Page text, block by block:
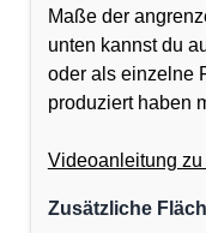
Maße der
unten kannst du
oder als einzelne
produziert haben
Videoanleitung zu
Zusätzliche